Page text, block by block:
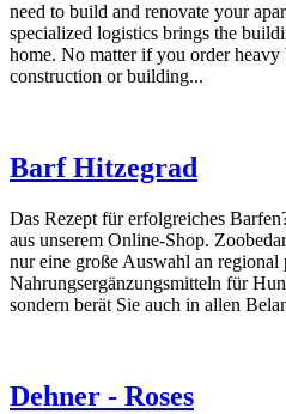
need to build and renovate your
specialized logistics brings the
home. No matter if you order
construction or building...
Barf Hitzegrad
Das Rezept für erfolgreiches
aus unserem Online-Shop.
nur eine große Auswahl an
Nahrungsergänzungsmitteln für
sondern berät Sie auch in allen
Dehner - Roses